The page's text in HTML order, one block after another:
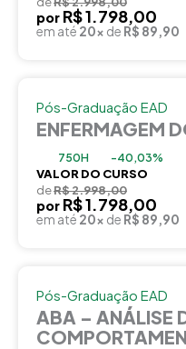
por R$ 1.798,00
em até 20x de R$ 89,90
Pós-Graduação EAD
ENFERMAGEM
750H -40,03%
VALOR DO CURSO
deR$ 2.998,00
por R$ 1.798,00
em até 20x de R$ 89,90
Pós-Graduação EAD
ABA – ANÁLISE